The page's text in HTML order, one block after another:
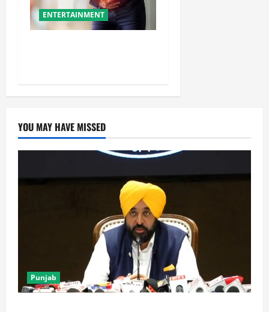
ENTERTAINMENT
YOU MAY HAVE MISSED
Punjab